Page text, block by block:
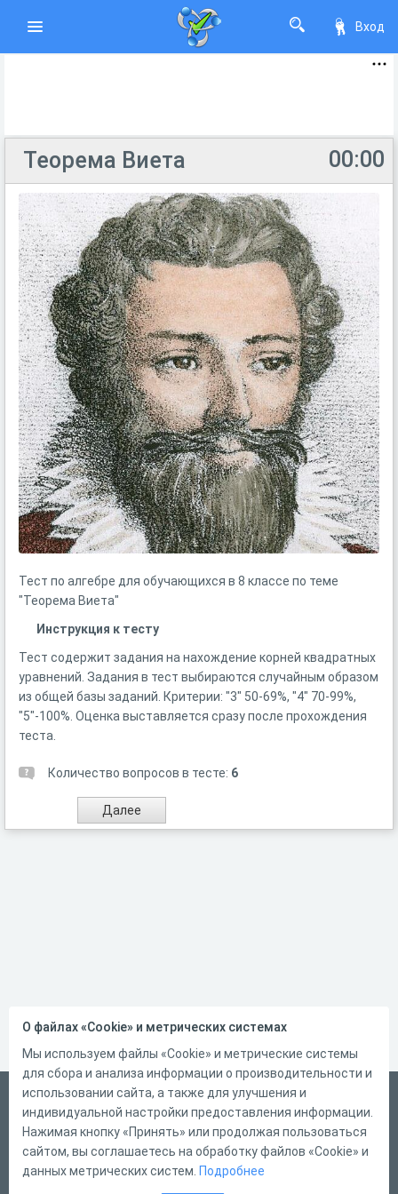
Вход
00:00
Теорема Виета
Тест по алгебре для обучающихся в 8 классе по теме
"Теорема Виета"
Инструкция к тесту
Тест содержит задания на нахождение корней квадратных
уравнений. Задания в тест выбираются случайным образом
из общей базы заданий. Критерии: "3" 50-69%, "4" 70-99%,
"5"-100%. Оценка выставляется сразу после прохождения
теста.
Количество вопросов в тесте: 6
Русский
Справка
Форма обратной связи
О файлах «Cookie» и метрических системах
Мы используем файлы «Cookie» и метрические системы
для сбора и анализа информации о производительности и
использовании сайта, а также для улучшения и
индивидуальной настройки предоставления информации.
Нажимая кнопку «Принять» или продолжая пользоваться
сайтом, вы соглашаетесь на обработку файлов «Cookie» и
данных метрических систем. Подробнее